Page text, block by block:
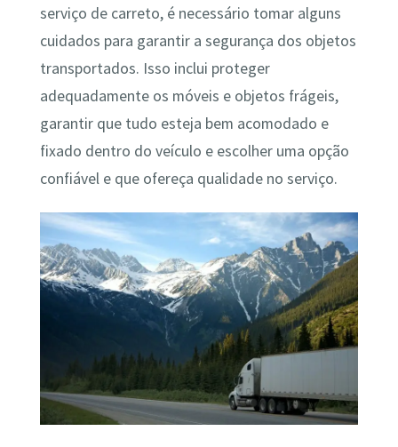
serviço de carreto, é necessário tomar alguns
cuidados para garantir a segurança dos objetos
transportados. Isso inclui proteger
adequadamente os móveis e objetos frágeis,
garantir que tudo esteja bem acomodado e
fixado dentro do veículo e escolher uma opção
confiável e que ofereça qualidade no serviço.